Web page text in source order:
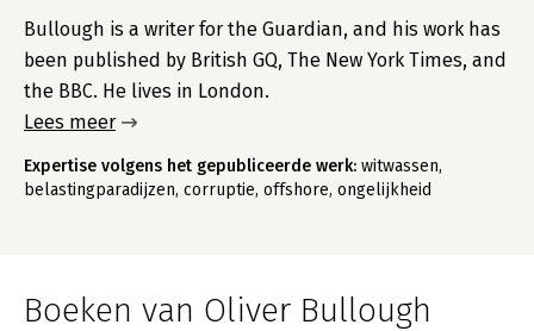
Bullough is a writer for the Guardian, and his work has
been published by British GQ, The New York Times, and
the BBC. He lives in London.
Lees meer
Expertise volgens het gepubliceerde werk: witwassen,
belastingparadijzen, corruptie, offshore, ongelijkheid
Boeken van Oliver Bullough